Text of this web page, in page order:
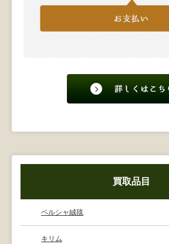
買取品目
ペルシャ絨毯
キリム